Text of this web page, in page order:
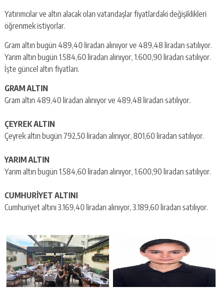
Yatırımcılar ve altın alacak olan vatandaşlar fiyatlardaki değişiklikleri
öğrenmek istiyorlar.
Gram altın bugün 489,40 liradan alınıyor ve 489,48 liradan satılıyor.
Yarım altın bugün 1.584,60 liradan alınıyor, 1.600,90 liradan satılıyor.
İşte güncel altın fiyatları.
GRAM ALTIN
Gram altın 489,40 liradan alınıyor ve 489,48 liradan satılıyor.
ÇEYREK ALTIN
Çeyrek altın bugün 792,50 liradan alınıyor, 801,60 liradan satılıyor.
YARIM ALTIN
Yarım altın bugün 1.584,60 liradan alınıyor, 1.600,90 liradan satılıyor.
CUMHURİYET ALTINI
Cumhuriyet altını 3.169,40 liradan alınıyor, 3.189,60 liradan satılıyor.